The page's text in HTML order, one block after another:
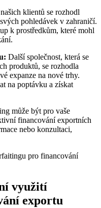
klientů se rozhodl
pohledávek v zahraničí.
k prostředkům, které mohl
Další společnost, která se
produktů, se rozhodla
expanze na nové trhy.
na poptávku a získat
může být pro vaše
financování exportních
nebo konzultaci,
využití
exportu